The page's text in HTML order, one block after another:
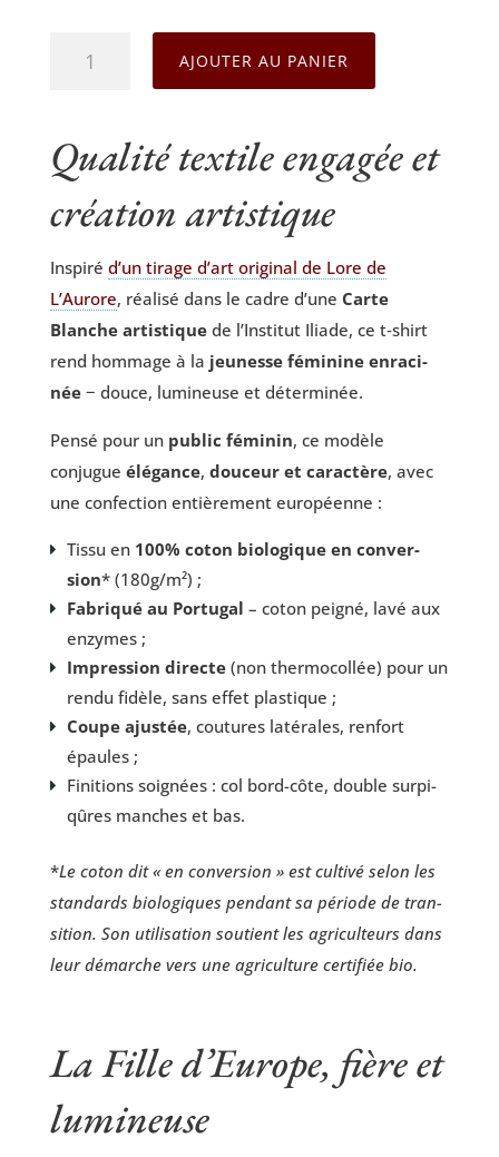
shirt
Fille
d’Europe
AJOUTER AU PANIER
Qualité textile engagée et
création artistique
Ins­pi­ré d’un tirage d’art ori­gi­nal de Lore de
L’Aurore, réa­li­sé dans le cadre d’une Carte
Blanche artis­tiquede l’Institut Iliade, ce t‑shirt
rend hom­mage à la jeu­nesse fémi­nine enra­ci­
née− douce, lumi­neuse et déterminée.
Pen­sé pour un public fémi­nin, ce modèle
conjugue élé­gance, dou­ceur et carac­tère, avec
une confec­tion entiè­re­ment européenne :
Tis­su en 100% coton bio­lo­gique en conver­
sion* (180g/m²) ;
Fabri­qué au Por­tu­gal – coton pei­gné, lavé aux
enzymes ;
Impres­sion directe(non ther­mo­col­lée) pour un
ren­du fidèle, sans effet plastique ;
Coupe ajus­tée, cou­tures laté­rales, ren­fort
épaules ;
Fini­tions soi­gnées : col bord-côte, double sur­pi­
qûres manches et bas.
*Le coton dit « en conver­sion » est culti­vé selon les
stan­dards bio­lo­giques pen­dant sa période de tran­
si­tion. Son uti­li­sa­tion sou­tient les agri­cul­teurs dans
leur démarche vers une agri­cul­ture cer­ti­fiée bio.
La Fille d’Europe, fière et
lumineuse